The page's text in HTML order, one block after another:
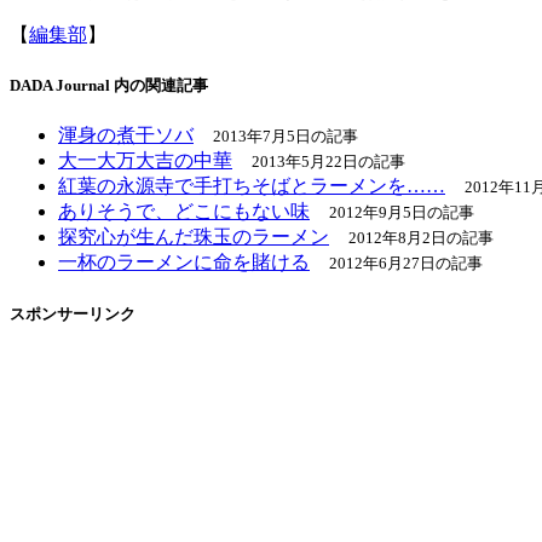
【編集部 】
DADA Journal 内の関連記事
渾身の煮干ソバ 2013年7月5日の記事
大一大万大吉の中華 2013年5月22日の記事
紅葉の永源寺で手打ちそばとラーメンを…… 2012年11
ありそうで、どこにもない味 2012年9月5日の記事
探究心が生んだ珠玉のラーメン 2012年8月2日の記事
一杯のラーメンに命を賭ける 2012年6月27日の記事
スポンサーリンク